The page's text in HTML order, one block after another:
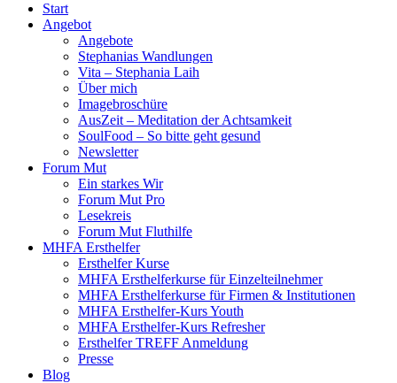
Start
Angebot
Angebote
Stephanias Wandlungen
Vita – Stephania Laih
Über mich
Imagebroschüre
AusZeit – Meditation der Achtsamkeit
SoulFood – So bitte geht gesund
Newsletter
Forum Mut
Ein starkes Wir
Forum Mut Pro
Lesekreis
Forum Mut Fluthilfe
MHFA Ersthelfer
Ersthelfer Kurse
MHFA Ersthelferkurse für Einzelteilnehmer
MHFA Ersthelferkurse für Firmen & Institutionen
MHFA Ersthelfer-Kurs Youth
MHFA Ersthelfer-Kurs Refresher
Ersthelfer TREFF Anmeldung
Presse
Blog